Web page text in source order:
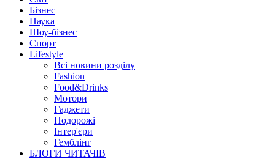
Бізнес
Наука
Шоу-бізнес
Спорт
Lifestyle
Всі новини розділу
Fashion
Food&Drinks
Мотори
Гаджети
Подорожі
Інтер'єри
Гемблінг
БЛОГИ ЧИТАЧІВ